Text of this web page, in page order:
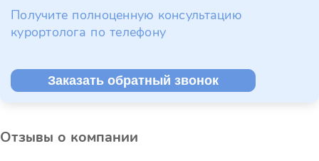
Получите полноценную консультацию
курортолога по телефону
Заказать обратный звонок
Отзывы о компании